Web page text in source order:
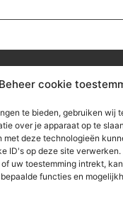
Beheer cookie
te bieden, gebruiken wij
over je apparaat op te
met deze technologieën
ID's op deze site verwerken.
uw toestemming intrekt,
functies en
inspiratie en tips uit het
verzameling blogs en
elke dag te halen, met
inzichten.